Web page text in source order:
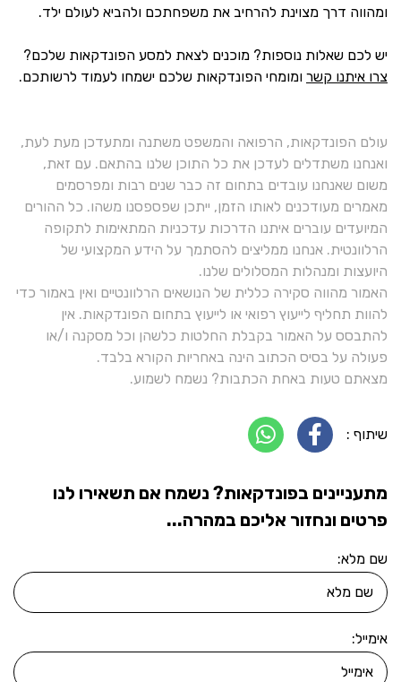
ומהווה דרך מצוינת להרחיב את משפחתכם ולהביא לעולם ילד.
יש לכם שאלות נוספות? מוכנים לצאת למסע הפונדקאות שלכם?
צרו איתנו קשר ומומחי הפונדקאות שלכם ישמחו לעמוד לרשותכם.
עולם הפונדקאות, הרפואה והמשפט משתנה ומתעדכן מעת לעת,
ואנחנו משתדלים לעדכן את כל התוכן שלנו בהתאם. עם זאת,
משום שאנחנו עובדים בתחום זה כבר שנים רבות ומפרסמים
מאמרים מעודכנים לאותו הזמן, ייתכן שפספסנו משהו. כל ההורים
המיועדים עוברים איתנו הדרכות עדכניות המתאימות לתקופה
הרלוונטית. אנחנו ממליצים להסתמך על הידע המקצועי של
היועצות ומנהלות המסלולים שלנו.
האמור מהווה סקירה כללית של הנושאים הרלוונטיים ואין באמור כדי
להוות תחליף לייעוץ רפואי או לייעוץ בתחום הפונדקאות. אין
להתבסס על האמור בקבלת החלטות כלשהן וכל מסקנה ו/או
פעולה על בסיס הכתוב הינה באחריות הקורא בלבד.
מצאתם טעות באחת הכתבות? נשמח לשמוע.
שיתוף :
מתעניינים בפונדקאות? נשמח אם תשאירו לנו
פרטים ונחזור אליכם במהרה...
שם מלא:
אימייל: